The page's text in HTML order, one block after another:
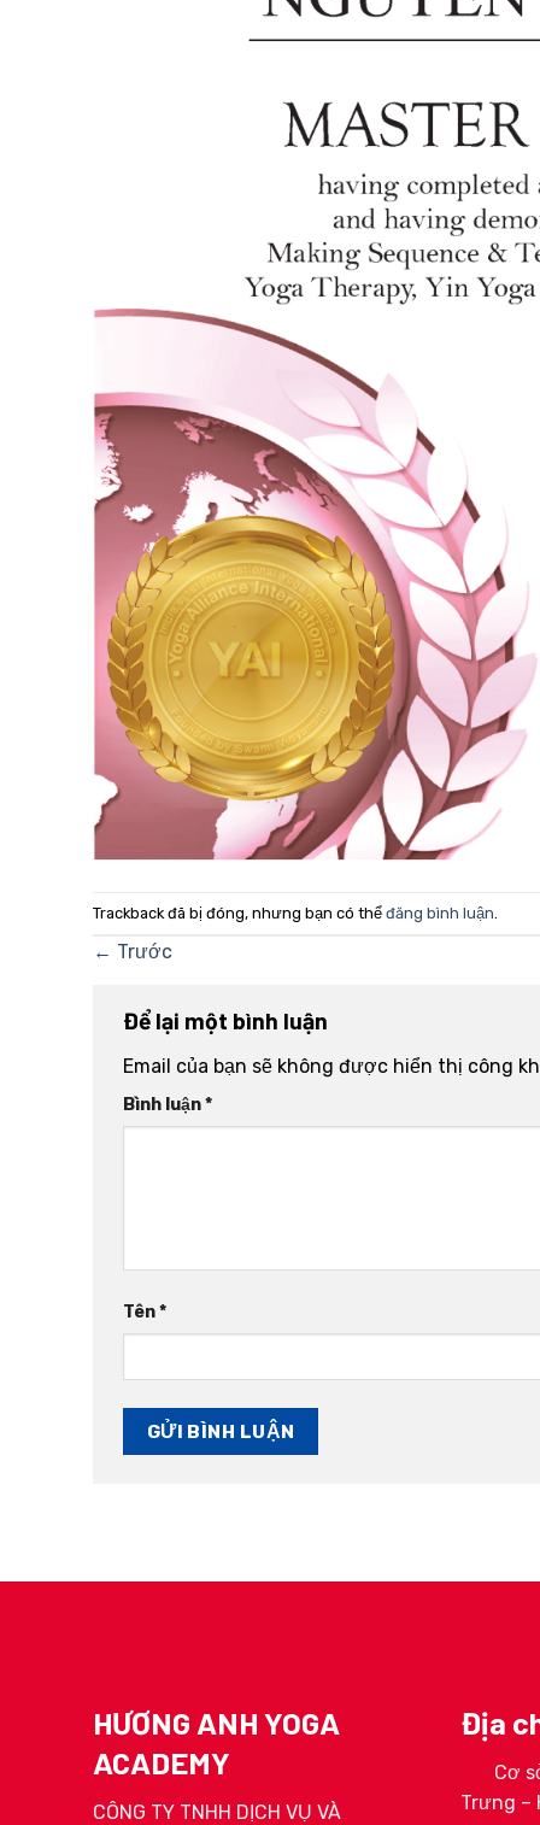
Trackback đã bị đóng, nhưng bạn có thể đăng bình luận
← Trước
Để lại một bình luận
Email của bạn sẽ không được hiển thị công
Bình luận*
Tên*
HƯƠNG ANH YOGA
ACADEMY
CÔNG TY TNHH DỊCH VỤ VÀ
Địa
Cơ
Trưng –
HLV Hoàng Ngọc Linh HLV